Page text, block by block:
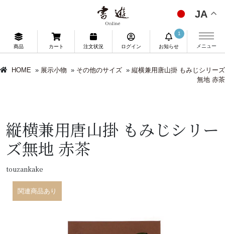
JA
商品 カート 注文状況 ログイン お知らせ
1
メニュー
HOME » 展示小物 » その他のサイズ » 縦横兼用唐山掛 もみじシリーズ
無地 赤茶
縦横兼用唐山掛 もみじシリー
ズ無地 赤茶
touzankake
関連商品あり